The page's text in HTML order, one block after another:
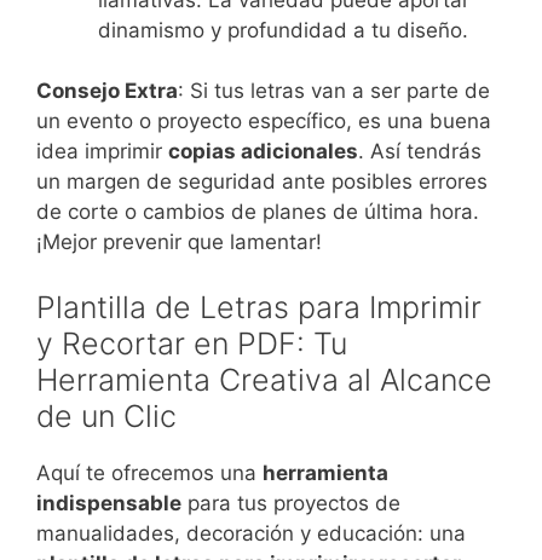
dinamismo y profundidad a tu diseño.
Consejo Extra: Si tus letras van a ser parte de
un evento o proyecto específico, es una buena
idea imprimir copias adicionales. Así tendrás
un margen de seguridad ante posibles errores
de corte o cambios de planes de última hora.
¡Mejor prevenir que lamentar!
Plantilla de Letras para Imprimir
y Recortar en PDF: Tu
Herramienta Creativa al Alcance
de un Clic
Aquí te ofrecemos una herramienta
indispensable para tus proyectos de
manualidades, decoración y educación: una